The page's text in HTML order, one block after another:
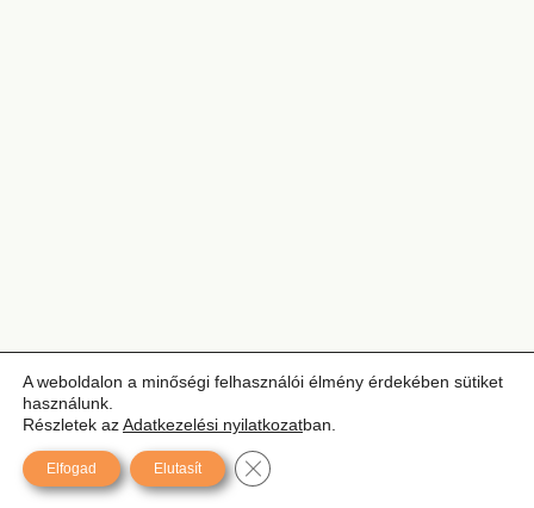
A weboldalon a minőségi felhasználói élmény érdekében sütiket
használunk.
Részletek azAdatkezelési nyilatkozatban.
Elfogad Elutasít Close GDPR Cookie Banner